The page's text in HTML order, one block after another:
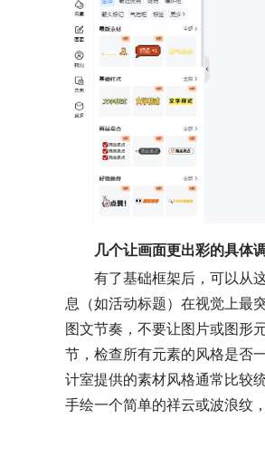
几个让画面更出彩的具体
有了基础框架后，可以从
息（如活动标题）在视觉上最
图文节奏，不要让图片或图形
节，检查所有元素的风格是否
计室提供的素材风格通常比较
手绘一个简单的祥云或波浪纹